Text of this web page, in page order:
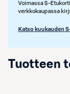
Voimassa S-
verkkokaupassa
Katso kuukauden
Tuotteen